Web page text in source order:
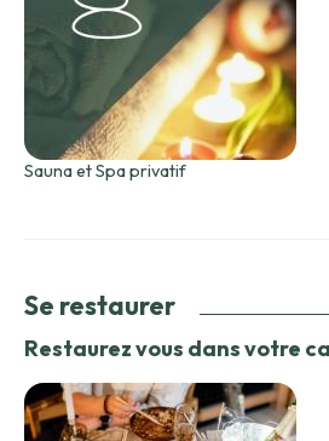
Sauna et Spa privatif
Se restaurer
Restaurez vous dans votre